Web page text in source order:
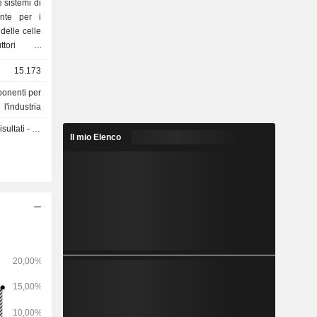
sistemi di
per i
celle
e
come
-
nella
3C
15.173
per
l'industria
Q2 2026
Il mio Elenco